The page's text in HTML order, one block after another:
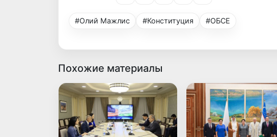
#Олий Мажлис #Конституция #ОБСЕ
Похожие материалы